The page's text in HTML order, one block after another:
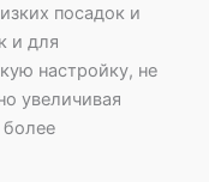
посадок и
и для
настройку, не
увеличивая